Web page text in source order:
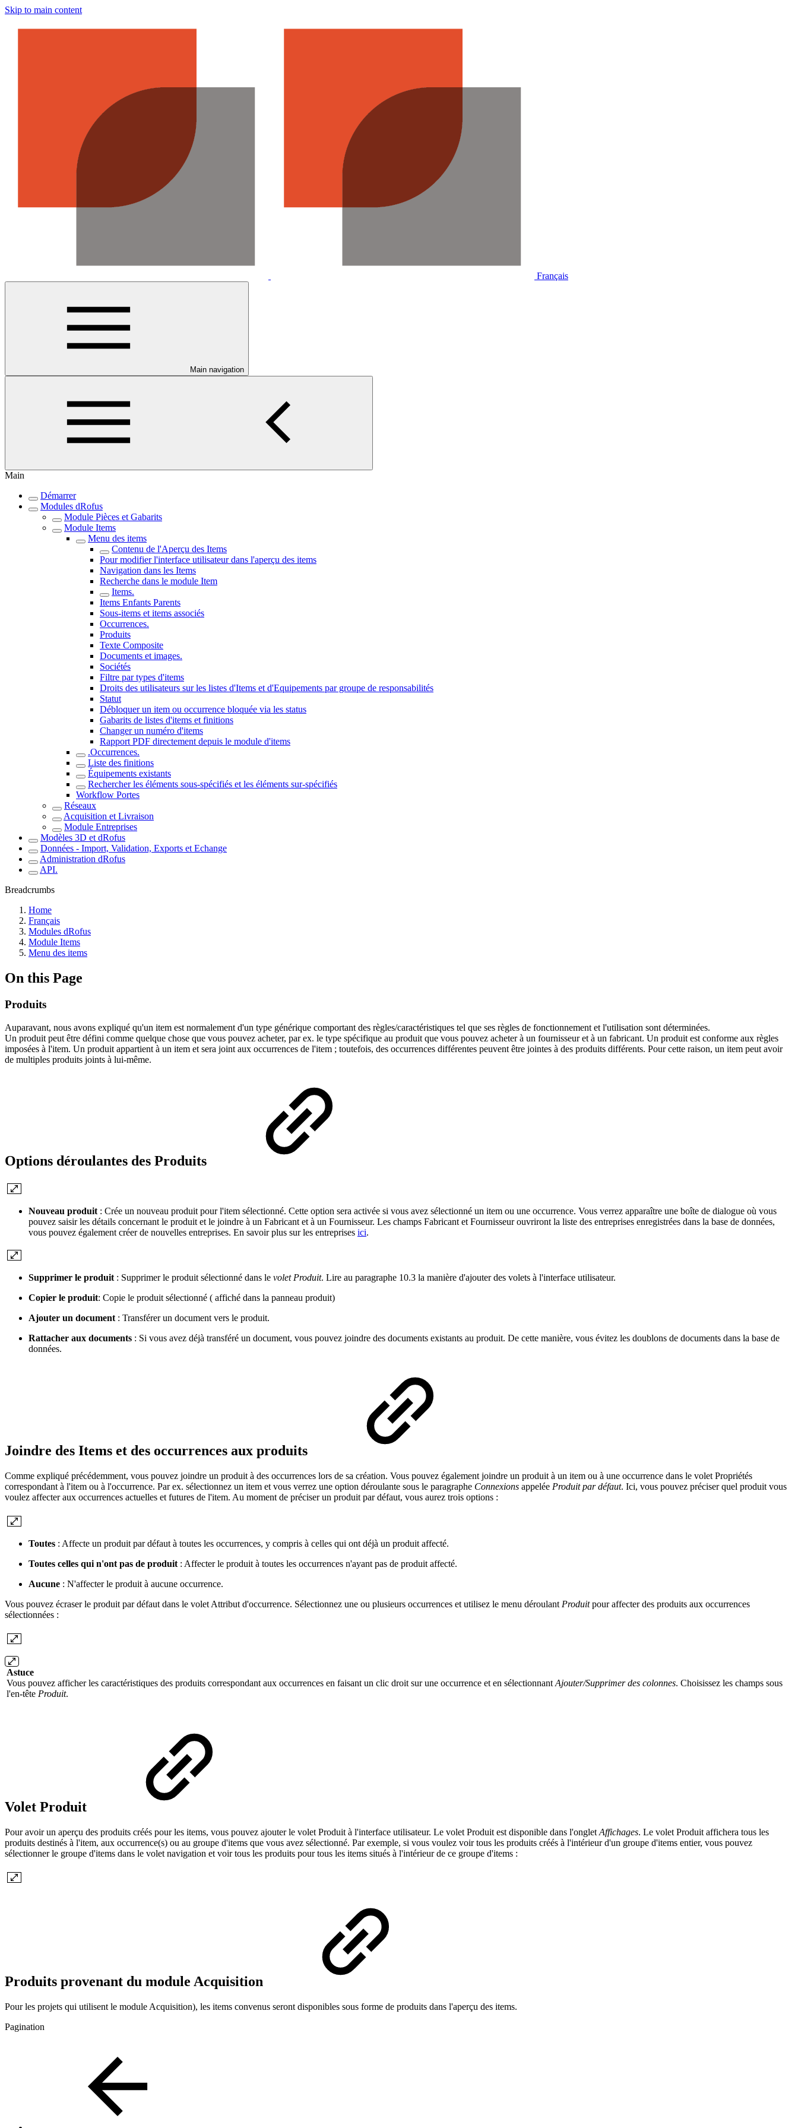
Skip to main content
Français
Main navigation
Main
Démarrer
Modules dRofus
Module Pièces et Gabarits
Module Items
Menu des items
Contenu de l'Aperçu des Items
Pour modifier l'interface utilisateur dans l'aperçu des items
Navigation dans les Items
Recherche dans le module Item
Items.
Items Enfants Parents
Sous-items et items associés
Occurrences.
Produits
Texte Composite
Documents et images.
Sociétés
Filtre par types d'items
Droits des utilisateurs sur les listes d'Items et d'Equipements par groupe de responsabilités
Statut
Débloquer un item ou occurrence bloquée via les status
Gabarits de listes d'items et finitions
Changer un numéro d'items
Rapport PDF directement depuis le module d'items
.Occurrences.
Liste des finitions
Équipements existants
Rechercher les éléments sous-spécifiés et les éléments sur-spécifiés
Workflow Portes
Réseaux
Acquisition et Livraison
Module Entreprises
Modèles 3D et dRofus
Données - Import, Validation, Exports et Echange
Administration dRofus
API.
Breadcrumbs
Home
Français
Modules dRofus
Module Items
Menu des items
On this Page
Produits
Auparavant, nous avons expliqué qu'un item est normalement d'un type générique comportant des règles/caractéristiques tel que ses règles de fonctionnement et l'utilisation sont déterminées.
Un produit peut être défini comme quelque chose que vous pouvez acheter, par ex. le type spécifique au produit que vous pouvez acheter à un fournisseur et à un fabricant. Un produit est conforme aux règles
imposées à l'item. Un produit appartient à un item et sera joint aux occurrences de l'item ; toutefois, des occurrences différentes peuvent être jointes à des produits différents. Pour cette raison, un item peut avoir
de multiples produits joints à lui-même.
Options déroulantes des Produits
Nouveau produit : Crée un nouveau produit pour l'item sélectionné. Cette option sera activée si vous avez sélectionné un item ou une occurrence. Vous verrez apparaître une boîte de dialogue où vous
pouvez saisir les détails concernant le produit et le joindre à un Fabricant et à un Fournisseur. Les champs Fabricant et Fournisseur ouvriront la liste des entreprises enregistrées dans la base de données,
vous pouvez également créer de nouvelles entreprises. En savoir plus sur les entreprises ici.
Supprimer le produit : Supprimer le produit sélectionné dans le volet Produit. Lire au paragraphe 10.3 la manière d'ajouter des volets à l'interface utilisateur.
Copier le produit: Copie le produit sélectionné ( affiché dans la panneau produit)
Ajouter un document : Transférer un document vers le produit.
Rattacher aux documents : Si vous avez déjà transféré un document, vous pouvez joindre des documents existants au produit. De cette manière, vous évitez les doublons de documents dans la base de
données.
Joindre des Items et des occurrences aux produits
Comme expliqué précédemment, vous pouvez joindre un produit à des occurrences lors de sa création. Vous pouvez également joindre un produit à un item ou à une occurrence dans le volet Propriétés
correspondant à l'item ou à l'occurrence. Par ex. sélectionnez un item et vous verrez une option déroulante sous le paragraphe Connexions appelée Produit par défaut. Ici, vous pouvez préciser quel produit vous
voulez affecter aux occurrences actuelles et futures de l'item. Au moment de préciser un produit par défaut, vous aurez trois options :
Toutes : Affecte un produit par défaut à toutes les occurrences, y compris à celles qui ont déjà un produit affecté.
Toutes celles qui n'ont pas de produit : Affecter le produit à toutes les occurrences n'ayant pas de produit affecté.
Aucune : N'affecter le produit à aucune occurrence.
Vous pouvez écraser le produit par défaut dans le volet Attribut d'occurrence. Sélectionnez une ou plusieurs occurrences et utilisez le menu déroulant Produitpour affecter des produits aux occurrences
sélectionnées :
Astuce
Vous pouvez afficher les caractéristiques des produits correspondant aux occurrences en faisant un clic droit sur une occurrence et en sélectionnant Ajouter/Supprimer des colonnes. Choisissez les champs sous
l'en-tête Produit.
Volet Produit
Pour avoir un aperçu des produits créés pour les items, vous pouvez ajouter le volet Produit à l'interface utilisateur. Le volet Produit est disponible dans l'onglet Affichages. Le volet Produit affichera tous les
produits destinés à l'item, aux occurrence(s) ou au groupe d'items que vous avez sélectionné. Par exemple, si vous voulez voir tous les produits créés à l'intérieur d'un groupe d'items entier, vous pouvez
sélectionner le groupe d'items dans le volet navigation et voir tous les produits pour tous les items situés à l'intérieur de ce groupe d'items :
Produits provenant du module Acquisition
Pour les projets qui utilisent le module Acquisition), les items convenus seront disponibles sous forme de produits dans l'aperçu des items.
Pagination